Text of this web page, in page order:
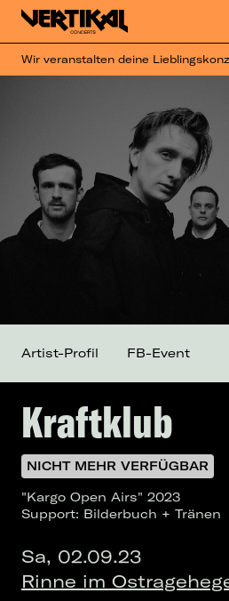
Wir veranstalten deine
Kraftklub
NICHT MEHR VERFÜGBAR
"Kargo Open Airs" 2023
Support: Bilderbuch + Tränen
Sa, 02.09.23
Rinne im
Artist-Profil FB-Event